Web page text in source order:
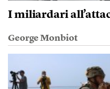
I miliardari
George Monbiot